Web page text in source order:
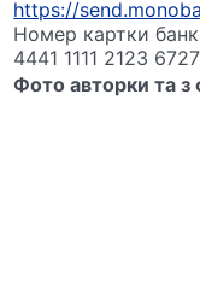
https://
Номер картки
4441 1111 2123 6727
Фото авторки та з